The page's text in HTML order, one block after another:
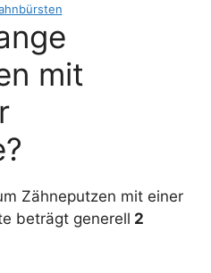
mit
Zähneputzen mit einer
beträgt generell 2